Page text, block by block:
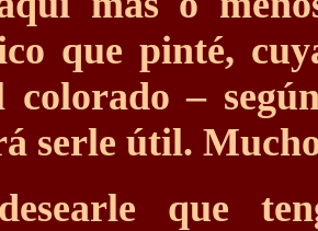
que pinté,
colorado –
serle útil.
que